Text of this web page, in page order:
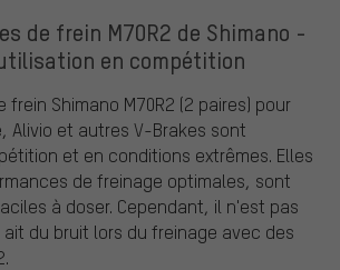
de frein M70R2 de Shimano -
en compétition
Shimano M70R2 (2 paires) pour
Alivio et autres V-Brakes sont
et en conditions extrêmes. Elles
de freinage optimales, sont
à doser. Cependant, il n'est pas
du bruit lors du freinage avec des